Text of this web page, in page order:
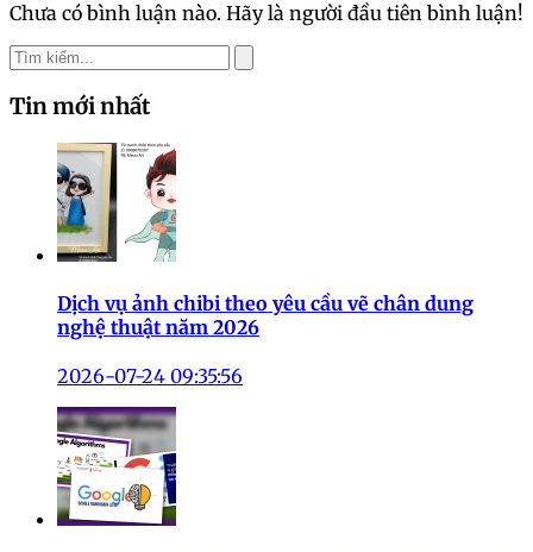
Chưa có bình luận nào. Hãy là người đầu tiên bình luận!
Tin mới nhất
Dịch vụ ảnh chibi theo yêu cầu vẽ chân dung
nghệ thuật năm 2026
2026-07-24 09:35:56